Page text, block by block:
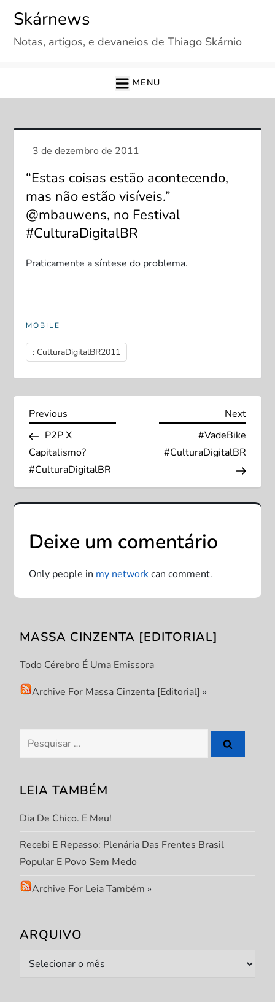
content
Skárnews
Notas, artigos, e devaneios de Thiago Skárnio
MENU
“Estas coisas estão acontecendo,
mas não estão visíveis.”
@mbauwens, no Festival
#CulturaDigitalBR
Praticamente a síntese do problema.
MOBILE
: CulturaDigitalBR2011
N
a
v
e
g
a
ç
o
d
P
o
s
t
Previous
Post
Previous
P2P X
Capitalismo?
#CulturaDigitalBR
Next
Next
#VadeBike
#CulturaDigitalBR
Deixe um comentário
Only people inmy networkcan comment.
MASSA CINZENTA [EDITORIAL]
Todo Cérebro É Uma Emissora
Archive For Massa Cinzenta [Editorial] »
Pesquisar
por:
LEIA TAMBÉM
Dia De Chico. E Meu!
Recebi E Repasso: Plenária Das Frentes Brasil
Popular E Povo Sem Medo
Archive For Leia Também »
ARQUIVO
Arquivo